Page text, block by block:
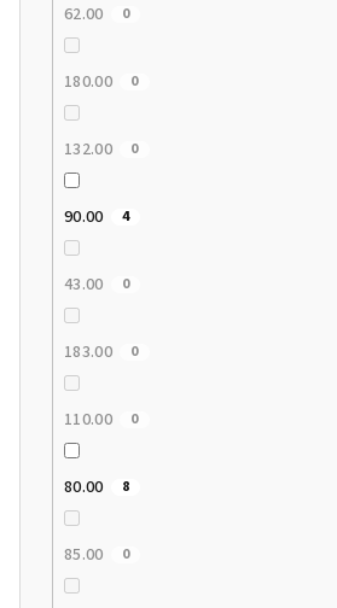
62.00 0
180.00 0
132.00 0
90.00 4
43.00 0
183.00 0
110.00 0
80.00 8
85.00 0